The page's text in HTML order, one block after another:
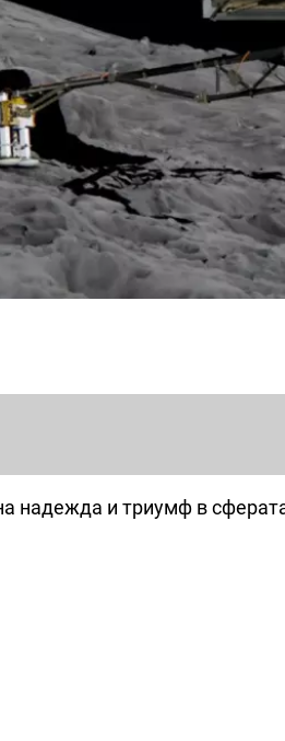
надежда и триумф в